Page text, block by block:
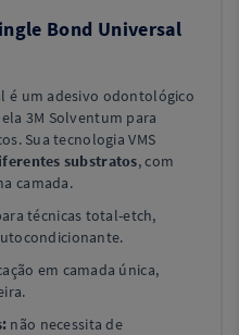
Bond Universal
é um adesivo odontológico
3M Solventum para
Sua tecnologia VMS
substratos, com
camada.
técnicas total-etch,
em camada única,
não necessita de